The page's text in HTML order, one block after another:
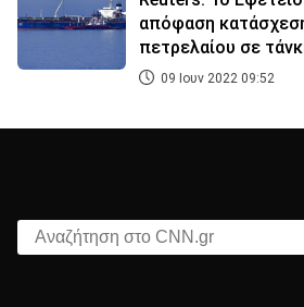
απόφαση
πετρελαίου σε
09 Ιουν 2022 09:52
Αναζήτηση στο CNN.gr